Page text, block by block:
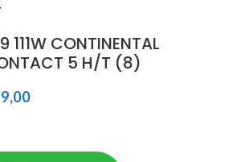
111W CONTINENTAL
5 H/T (8)